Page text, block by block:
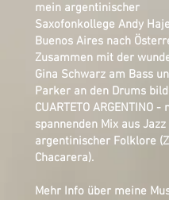
mein argentinischer
Saxofonkollege Andy
Buenos Aires nach
Zusammen mit der
Gina Schwarz am Bass
Parker an den Drums
CUARTETO ARGENTINO
spannenden Mix aus Jazz
argentinischer Folklore
Chacarera).
Mehr Info über meine